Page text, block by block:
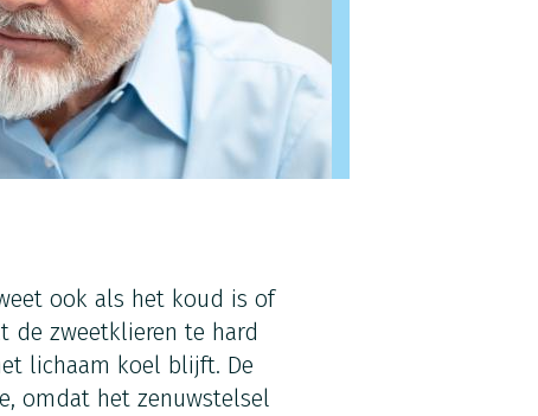
ook als het koud is of
de zweetklieren te hard
lichaam koel blijft. De
omdat het zenuwstelsel